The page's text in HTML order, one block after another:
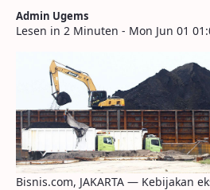
Admin Ugems
Lesen in 2 Minuten - Mon Jun 01
Bisnis.com, JAKARTA — Kebijakan